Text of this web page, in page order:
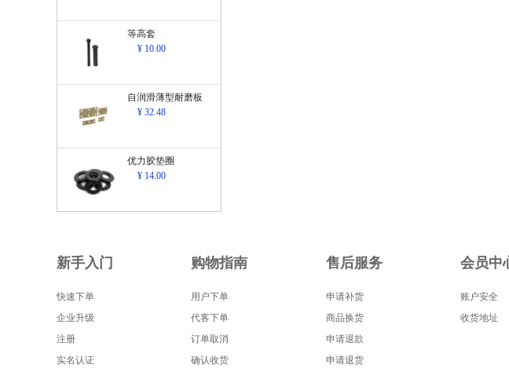
等高套
¥ 10.00
自润滑薄型耐磨板
¥ 32.48
优力胶垫圈
¥ 14.00
新手入门
快速下单
企业升级
注册
实名认证
购物指南
用户下单
代客下单
订单取消
确认收货
售后服务
申请补货
商品换货
申请退款
申请退货
会员中
账户安全
收货地址